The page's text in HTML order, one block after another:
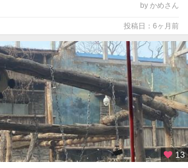
by かめさん
投稿日：6ヶ月前
13